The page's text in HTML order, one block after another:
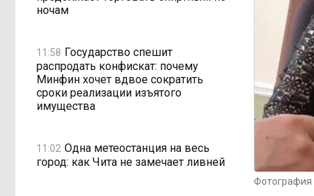
ночам
11:58 Государство спешит
распродать конфискат: почему
Минфин хочет вдвое сократить
сроки реализации изъятого
имущества
11:02 Одна метеостанция на весь
город: как Чита не замечает ливней
Фотография